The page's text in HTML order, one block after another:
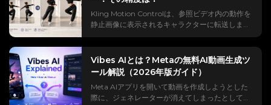
Kling Motion Controlは、参照ビデオ内の動作を
静止画像に表示されるキャラクターに転送しま
写体がどのように動くべきかを推測するために、
指示だけに頼ることはありません。 参照クリップ
は、タイミング、ポーズの変化、頭の動き、そし
て表情の大部分を制御します。 公式デモではスム
ーズに見えるが、実際の信頼性は、モーション速
度、キャラクターのフレーミング、顔の角度、お
Vibes AIとは？Metaの無料AI動画生成ツ
ール解説（2026年版ガイド）
Meta AIアプリを開いて動画を作成しようとした
際に、ジェネレーターが消えてしまったとして